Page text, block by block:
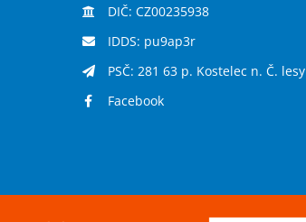
DIČ: CZ00235938
IDDS: pu9ap3r
PSČ: 281 63 p. Kostelec n. Č. lesy
Facebook